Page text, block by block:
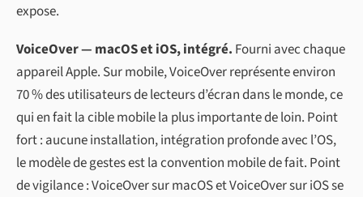
expose.
VoiceOver — macOS et iOS, intégré. Fourni avec chaque
appareil Apple. Sur mobile, VoiceOver représente environ
70 % des utilisateurs de lecteurs d’écran dans le monde, ce
qui en fait la cible mobile la plus importante de loin. Point
fort : aucune installation, intégration profonde avec l’OS,
le modèle de gestes est la convention mobile de fait. Point
de vigilance : VoiceOver sur macOS et VoiceOver sur iOS se